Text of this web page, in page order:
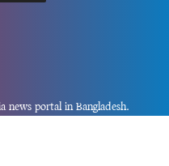
news portal in Bangladesh.